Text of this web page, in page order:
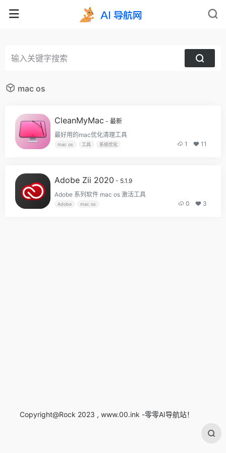
mac os
CleanMyMac - 最新
最好用的mac优化清理工具
mac os 工具 系统优化 1 11
Adobe Zii 2020 - 5.1.9
Adobe 系列软件 mac os 激活工具
Adobe mac os 0 3
Copyright@Rock 2023 , www.00.ink -零零AI导航站！